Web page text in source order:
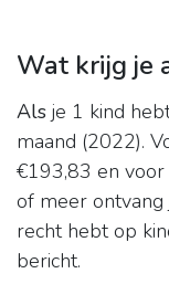
Wat krijg je
Als je 1 kind
maand (2022).
€193,83 en
of meer
recht hebt op
bericht.